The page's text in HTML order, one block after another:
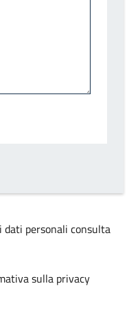
personali consulta
sulla privacy